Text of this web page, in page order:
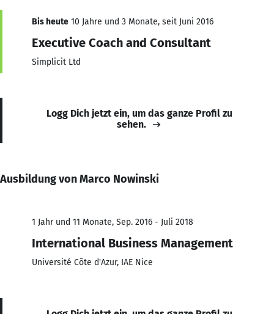
Bis heute 10 Jahre und 3 Monate, seit Juni 2016
Executive Coach and Consultant
Simplicit Ltd
Logg Dich jetzt ein, um das ganze Profil zu
sehen.
Ausbildung von Marco Nowinski
1 Jahr und 11 Monate, Sep. 2016 - Juli 2018
International Business Management
Université Côte d'Azur, IAE Nice